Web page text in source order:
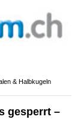
& Halbkugeln
gesperrt –